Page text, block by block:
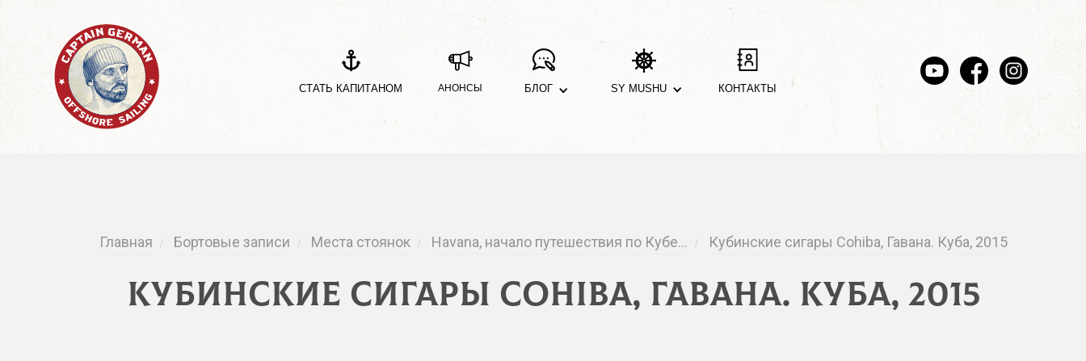
СТАТЬ КАПИТАНОМ АНОНСЫ БЛОГ SY MUSHU КОНТАКТЫ
Главная / Бортовые записи / Места стоянок / Havana, начало путешествия по Кубе… / Кубинские сигары Cohiba, Гавана. Куба, 2015
Кубинские сигары Cohiba, Гавана. Куба, 2015